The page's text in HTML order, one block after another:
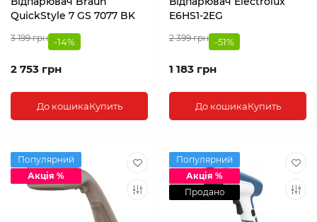
QuickStyle 7 GS 7077 BK
3 199 грн -14%
2 753 грн
До кошикаКупить
E6HS1-2EG
2 399 грн -51%
1 183 грн
До кошикаКупить
Популярний
Акція %
Популярний
Акція %
Продано